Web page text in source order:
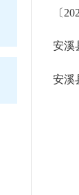
〔
安溪
安溪